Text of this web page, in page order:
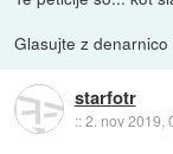
Glasujte z
starfotr
::2. nov 2019,